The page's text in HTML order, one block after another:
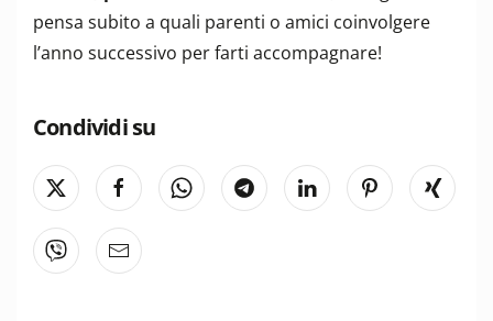
pensa subito a quali parenti o amici coinvolgere
l’anno successivo per farti accompagnare!
Condividi su